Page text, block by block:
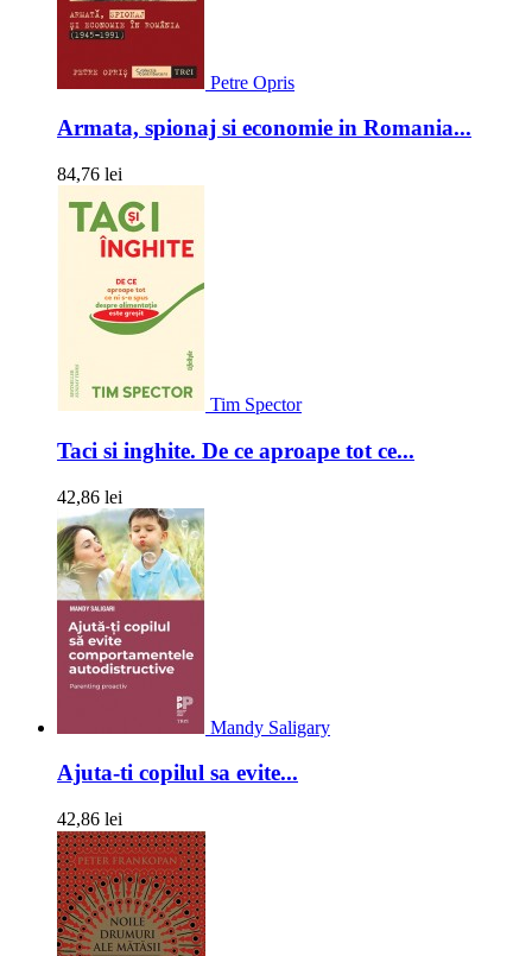
Petre Opris
Armata, spionaj si economie in Romania...
84,76 lei
Tim Spector
Taci si inghite. De ce aproape tot ce...
42,86 lei
Mandy Saligary
Ajuta-ti copilul sa evite...
42,86 lei